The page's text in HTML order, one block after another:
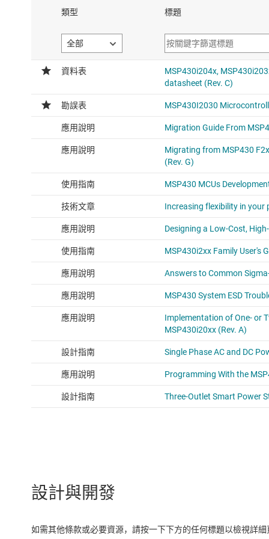
設計與開發
如需其他條款或必要資源，請按一下下方的任何標題以檢視詳